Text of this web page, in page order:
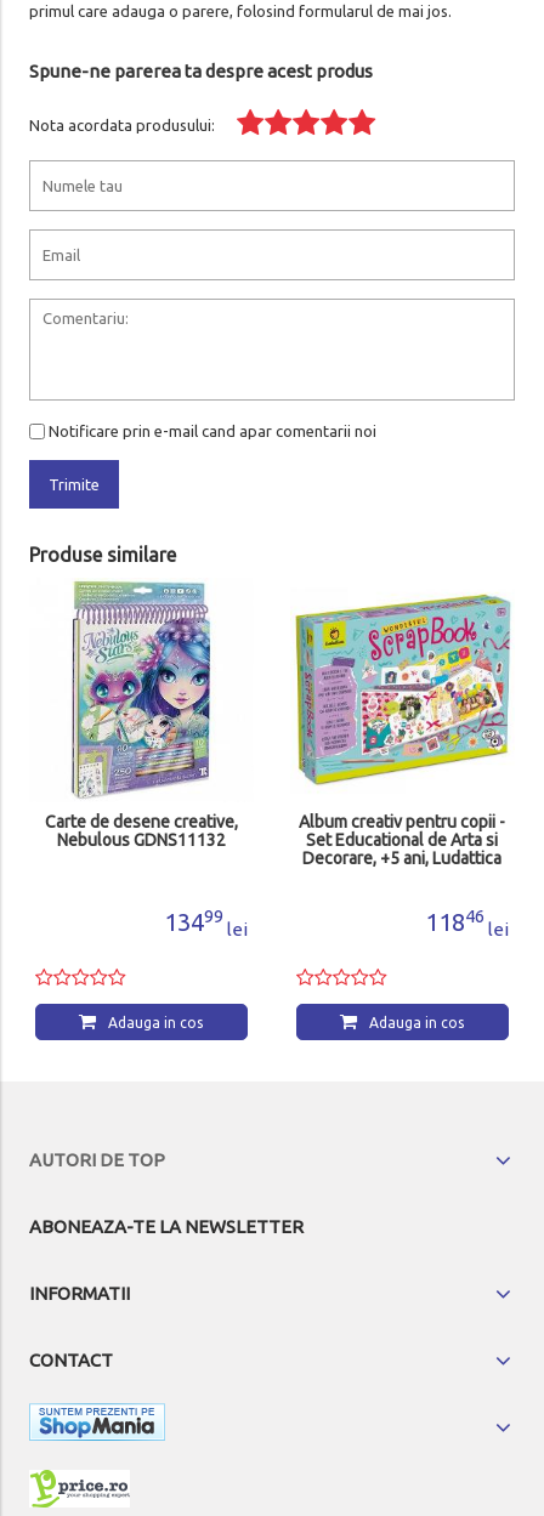
primul care adauga o parere, folosind formularul de mai jos.
Spune-ne parerea ta despre acest produs
Nota acordata produsului:
Notificare prin e-mail cand apar comentarii noi
Trimite
Produse similare
Carte de desene creative,
Nebulous GDNS11132
13499
lei
Adauga in cos
Album creativ pentru copii -
Set Educational de Arta si
Decorare, +5 ani, Ludattica
11846
lei
Adauga in cos
AUTORI DE TOP
ABONEAZA-TE LA NEWSLETTER
INFORMATII
CONTACT